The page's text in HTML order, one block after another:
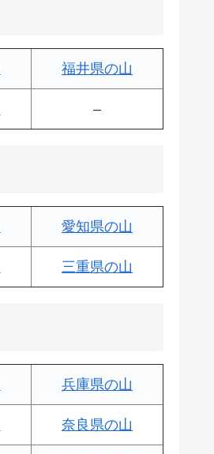
福井県の山
–
愛知県の山
三重県の山
兵庫県の山
奈良県の山